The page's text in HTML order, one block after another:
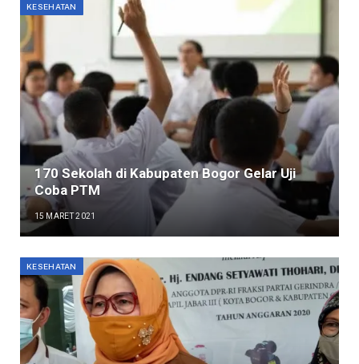
KESEHATAN
170 Sekolah di Kabupaten Bogor Gelar Uji
Coba PTM
15 MARET 2021
KESEHATAN